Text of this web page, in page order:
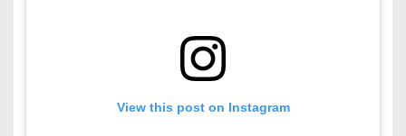
View this post on Instagram